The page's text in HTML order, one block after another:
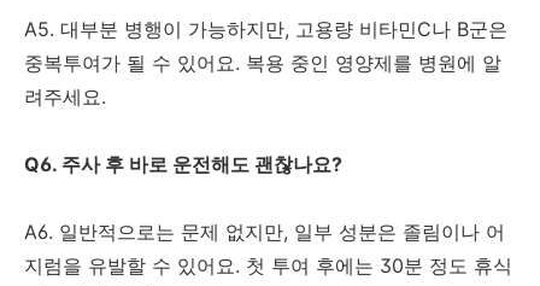
A5. 대부분 병행이 가능하지만, 고용량 비타민C나 B군은
중복투여가 될 수 있어요. 복용 중인 영양제를 병원에 알
려주세요.
Q6. 주사 후 바로 운전해도 괜찮나요?
A6. 일반적으로는 문제 없지만, 일부 성분은 졸림이나 어
지럼을 유발할 수 있어요. 첫 투여 후에는 30분 정도 휴식